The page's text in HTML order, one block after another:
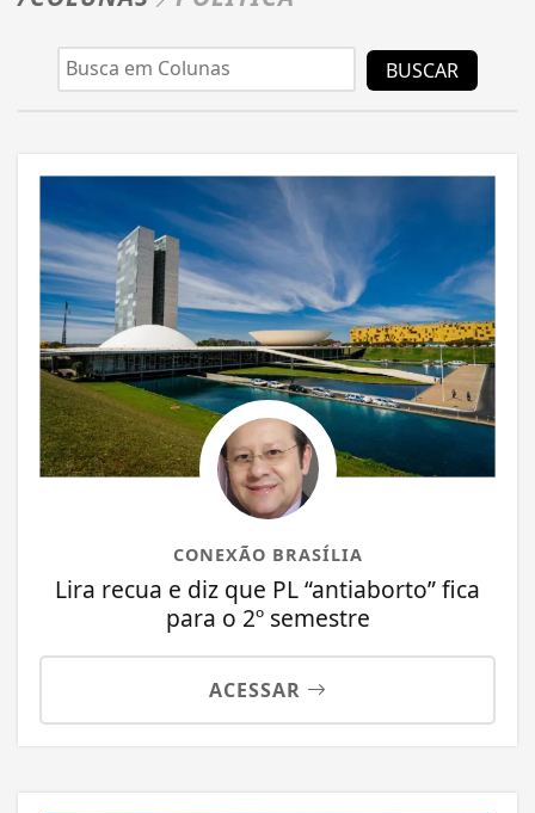
BUSCAR
CONEXÃO BRASÍLIA
Lira recua e diz que PL “antiaborto” fica
para o 2º semestre
ACESSAR